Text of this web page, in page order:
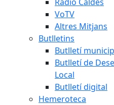
VoTV
Altres Mitjans
Butlletins
Butlletí
Butlletí de
Local
Butlletí digital
Hemeroteca